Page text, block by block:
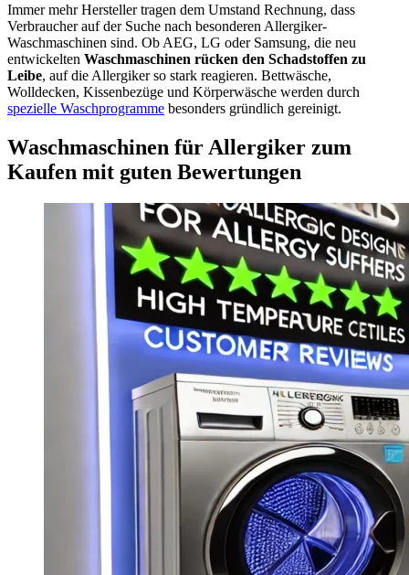
Immer mehr Hersteller tragen dem Umstand Rechnung, dass
Verbraucher auf der Suche nach besonderen Allergiker-
Waschmaschinen sind. Ob AEG, LG oder Samsung, die neu
entwickelten Waschmaschinen rücken den Schadstoffen zu
Leibe, auf die Allergiker so stark reagieren. Bettwäsche,
Wolldecken, Kissenbezüge und Körperwäsche werden durch
spezielle Waschprogramme besonders gründlich gereinigt.
Waschmaschinen für Allergiker zum
Kaufen mit guten Bewertungen